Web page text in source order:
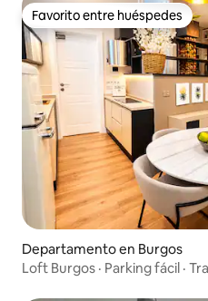
Favorito entre huéspedes
Favorito entre huéspedes
Departamento en Burgos
Loft Burgos · Parking fácil ·